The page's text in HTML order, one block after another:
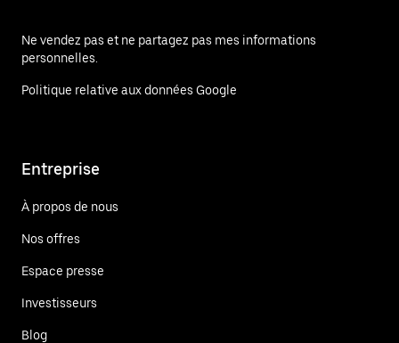
Ne vendez pas et ne partagez pas mes informations
personnelles.
Politique relative aux données Google
Entreprise
À propos de nous
Nos offres
Espace presse
Investisseurs
Blog